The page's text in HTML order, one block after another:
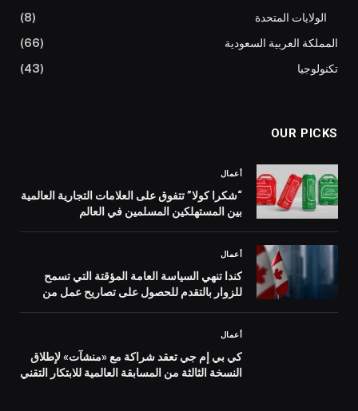
الولايات المتحدة
(8)
المملكة العربية السعودية
(66)
تكنولوجيا
(43)
OUR PICKS
أعمال
“شكرا كولا” تتفوق على العلامات التجارية العالمية
بين المستهلكين المسلمين في العالم
أعمال
كندا تنهي السياسة العامة المؤقتة التي تسمح
للزوار بالتقدم للحصول على تصاريح عمل من
أعمال
كي بي إم جي تعقد شراكة مع «منشآت» لإطلاق
النسخة الثالثة من المسابقة العالمية للابتكار التقني